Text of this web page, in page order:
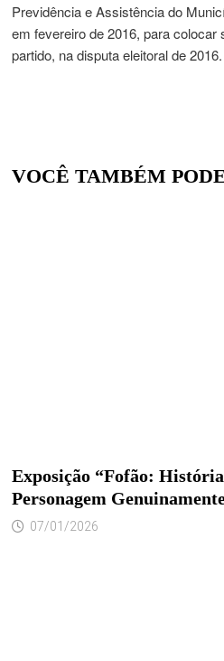
Previdência e Assistência do
em fevereiro de 2016, para colocar
partido, na disputa eleitoral de 2016.
VOCÊ TAMBÉM
Exposição “Fofão:
Personagem
07/01/2026